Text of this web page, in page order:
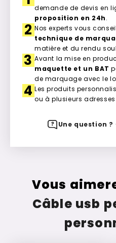
demande de devis en
proposition en 24h.
2 Nos experts vous
technique de
matière et du rendu
3 Avant la mise en
maquette et un BAT
de marquage avec le
4 Les produits
ou à plusieurs adresses
Une question
Vous
Câble usb